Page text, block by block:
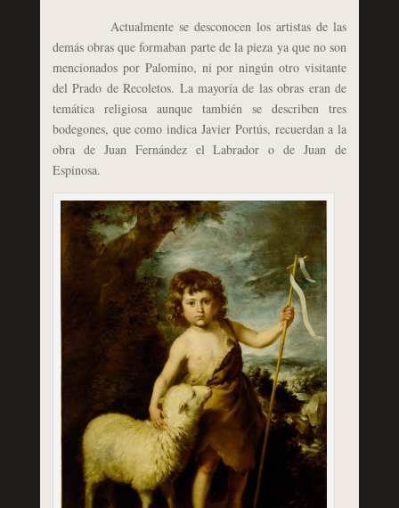
Actualmente se desconocen los artistas de las
demás obras que formaban parte de la pieza ya que no son
mencionados por Palomino, ni por ningún otro visitante
del Prado de Recoletos. La mayoría de las obras eran de
temática religiosa aunque también se describen tres
bodegones, que como indica Javier Portús, recuerdan a la
obra de Juan Fernández el Labrador o de Juan de
Espinosa.